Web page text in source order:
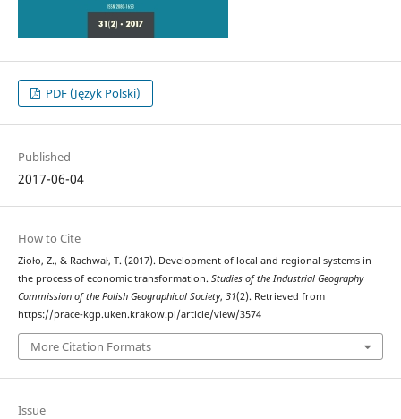
PDF (Język Polski)
Published
2017-06-04
How to Cite
Zioło, Z., & Rachwał, T. (2017). Development of local and regional systems in
the process of economic transformation. Studies of the Industrial Geography
Commission of the Polish Geographical Society, 31(2). Retrieved from
https://prace-kgp.uken.krakow.pl/article/view/3574
More Citation Formats
Issue